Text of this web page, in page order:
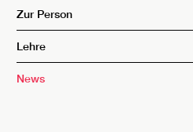
Zur Person
Lehre
News